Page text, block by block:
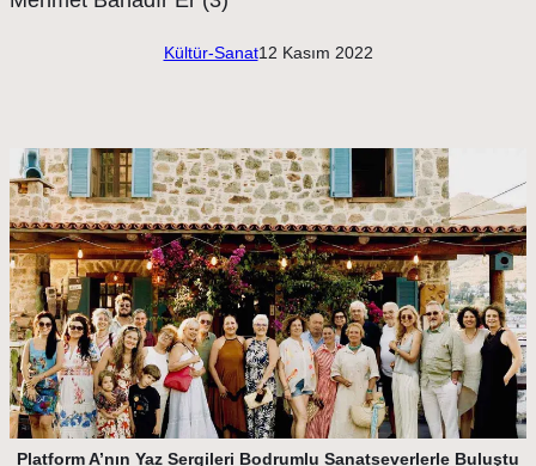
Kültür-Sanat12 Kasım 2022
Platform A’nın Yaz Sergileri Bodrumlu Sanatseverlerle Buluştu